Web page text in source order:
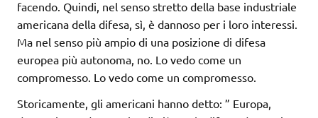
facendo. Quindi, nel senso stretto della base industriale
americana della difesa, sì, è dannoso per i loro interessi.
Ma nel senso più ampio di una posizione di difesa
europea più autonoma, no. Lo vedo come un
compromesso. Lo vedo come un compromesso.
Storicamente, gli americani hanno detto: ” Europa,